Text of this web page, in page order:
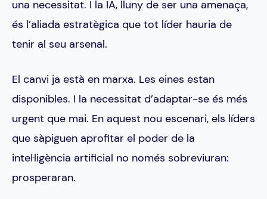
una necessitat. I la IA, lluny de ser una amenaça,
és l’aliada estratègica que tot líder hauria de
tenir al seu arsenal.
El canvi ja està en marxa. Les eines estan
disponibles. I la necessitat d’adaptar-se és més
urgent que mai. En aquest nou escenari, els líders
que sàpiguen aprofitar el poder de la
intel·ligència artificial no només sobreviuran:
prosperaran.